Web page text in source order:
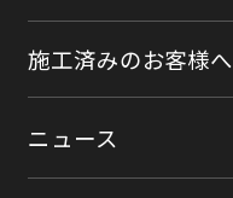
施工済みのお客様へ
ニュース